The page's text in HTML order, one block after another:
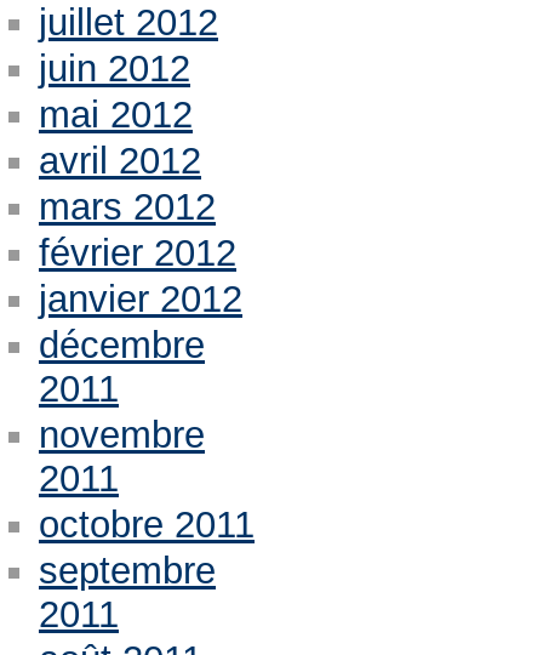
juillet 2012
juin 2012
mai 2012
avril 2012
mars 2012
février 2012
janvier 2012
décembre
2011
novembre
2011
octobre 2011
septembre
2011